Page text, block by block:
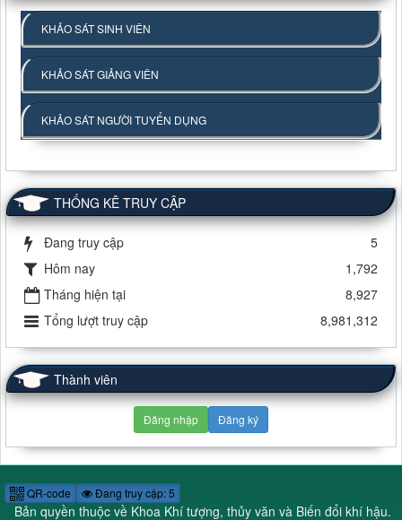
KHẢO SÁT SINH VIÊN
KHẢO SÁT GIẢNG VIÊN
KHẢO SÁT NGƯỜI TUYỂN DỤNG
THỐNG KÊ TRUY CẬP
Đang truy cập
5
Hôm nay
1,792
Tháng hiện tại
8,927
Tổng lượt truy cập
8,981,312
Thành viên
Đăng nhập Đăng ký
QR-code Đang truy cập: 5
Bản quyền thuộc về Khoa Khí tượng, thủy văn và Biến đổi khí hậu.